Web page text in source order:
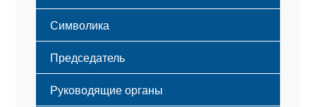
Этапы становления
Принципы деятельности
Структура
Мероприятия
Символика
Флаг
Герб
Гимн
Председатель
Руководящие органы